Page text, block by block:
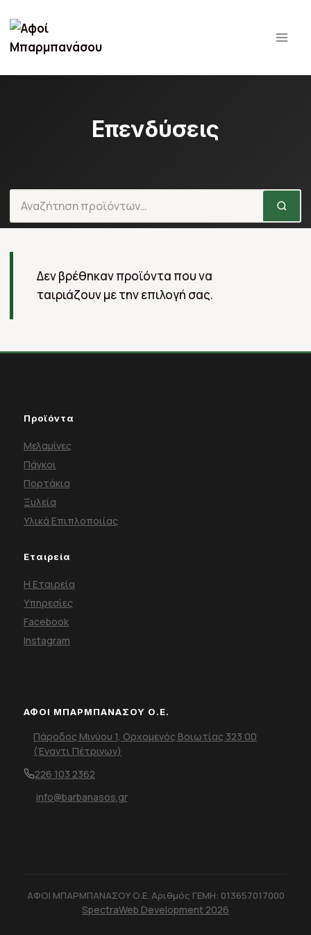
σε
περιεχόμενο
Επενδύσεις
Δεν βρέθηκαν προϊόντα που να
ταιριάζουν με την επιλογή σας.
Προϊόντα
Μελαμίνες
Πάγκοι
Πορτάκια
Ξυλεία
Υλικά Επιπλοποιίας
Εταιρεία
Η Εταιρεία
Υπηρεσίες
Facebook
Instagram
ΑΦΟΙ ΜΠΑΡΜΠΑΝΑΣΟΥ Ο.Ε.
Πάροδος Μινύου 1, Ορχομενός Βοιωτίας 323 00
(Έναντι Πέτρινων)
226 103 2362
info@barbanasos.gr
ΑΦΟΙ ΜΠΑΡΜΠΑΝΑΣΟΥ Ο.Ε. Αριθμός ΓΕΜΗ: 013657017000
SpectraWeb Development 2026